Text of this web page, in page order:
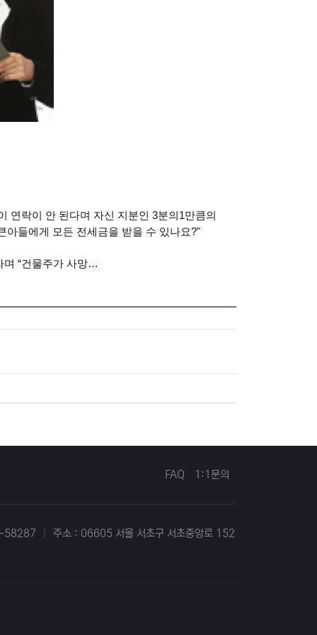
연락이 안 된다며 자신 지분인 3분의1만큼의
아들에게 모든 전세금을 받을 수 있나요?"
며 “건물주가 사망…
FAQ 1:1문의
58287 주소 : 06605 서울 서초구 서초중앙로 152